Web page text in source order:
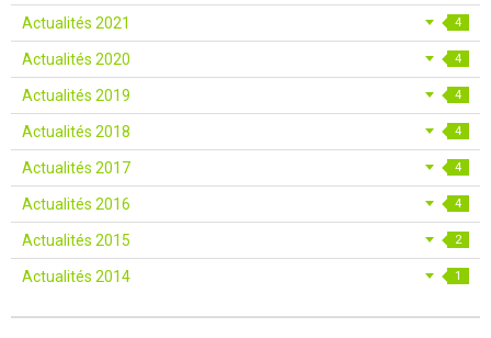
Actualités 2021 4
Actualités 2020 4
Actualités 2019 4
Actualités 2018 4
Actualités 2017 4
Actualités 2016 4
Actualités 2015 2
Actualités 2014 1